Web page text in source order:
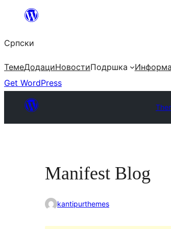
Скочи
садржај
Српски
ТемеДодациНовостиПодршка
Get WordPress
Manifest Blog
kantipurthemes